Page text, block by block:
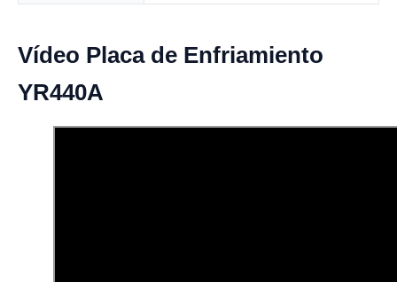
Vídeo Placa de Enfriamiento
YR440A